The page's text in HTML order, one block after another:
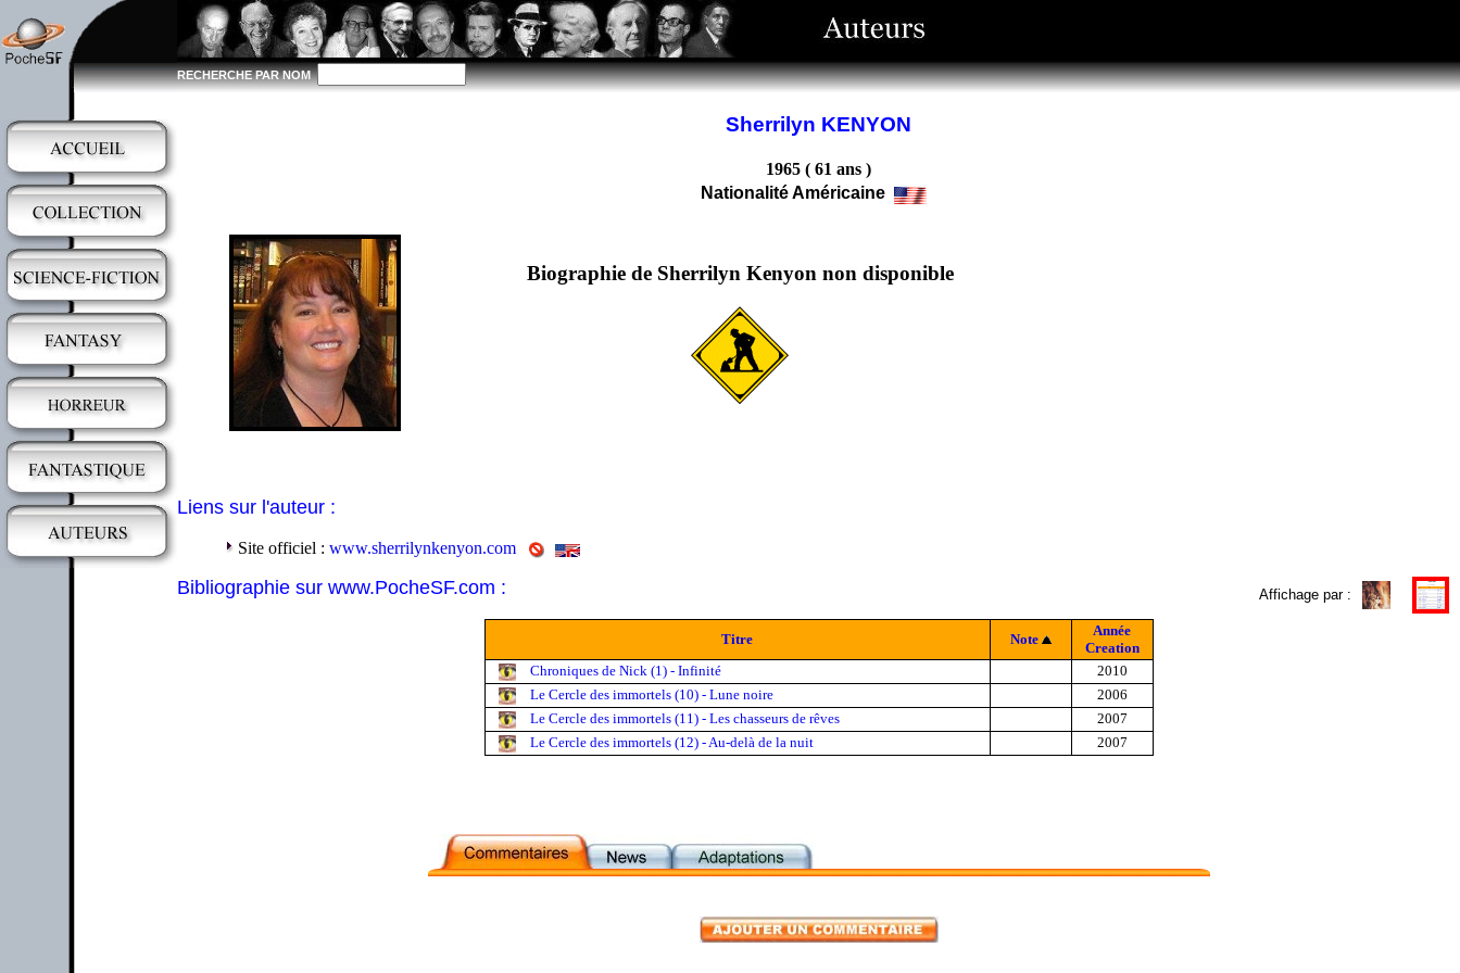
RECHERCHE PAR NOM
Sherrilyn KENYON
1965 ( 61 ans )
Nationalité Américaine
Biographie de Sherrilyn Kenyon non disponible
Liens sur l'auteur :
Site officiel : www.sherrilynkenyon.com
Bibliographie sur www.PocheSF.com : Affichage par :
Titre Note
Année
Creation
Chroniques de Nick (1) - Infinité
2010
Le Cercle des immortels (10) - Lune noire
2006
Le Cercle des immortels (11) - Les chasseurs de rêves
2007
Le Cercle des immortels (12) - Au-delà de la nuit
2007